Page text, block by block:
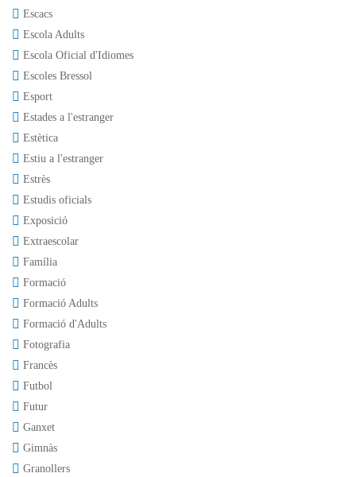
Escacs
Escola Adults
Escola Oficial d'Idiomes
Escoles Bressol
Esport
Estades a l'estranger
Estètica
Estiu a l'estranger
Estrès
Estudis oficials
Exposició
Extraescolar
Família
Formació
Formació Adults
Formació d'Adults
Fotografia
Francès
Futbol
Futur
Ganxet
Gimnàs
Granollers